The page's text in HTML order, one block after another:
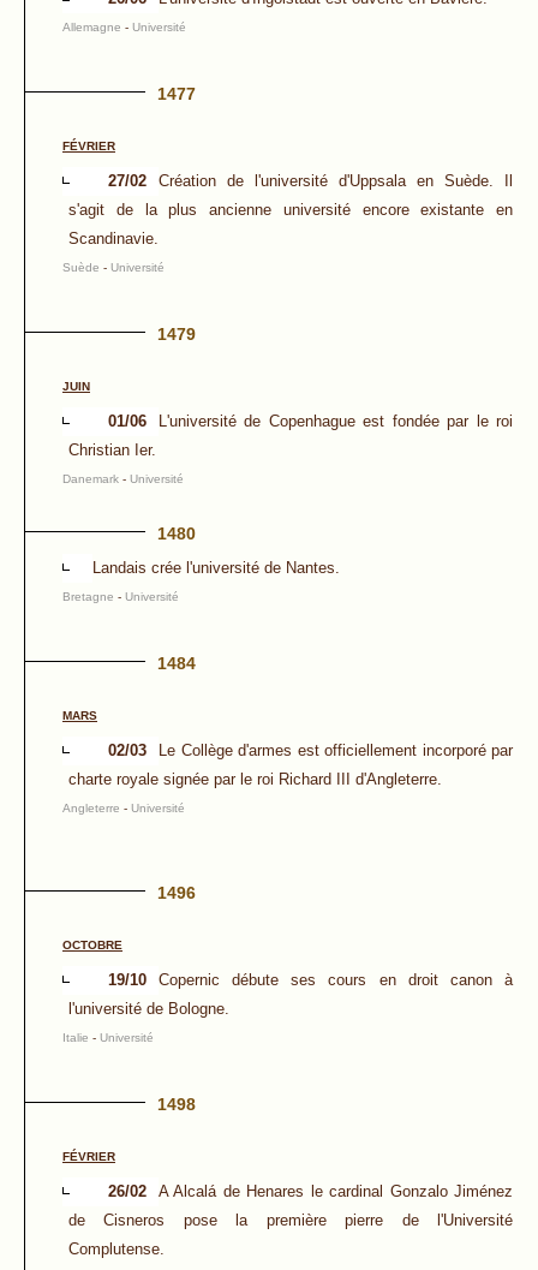
Allemagne - Université
1477
FÉVRIER
27/02
Création de l'université d'Uppsala en Suède. Il
s'agit de la plus ancienne université encore existante en
Scandinavie.
Suède - Université
1479
JUIN
01/06
L'université de Copenhague est fondée par le roi
Christian Ier.
Danemark - Université
1480
Landais crée l'université de Nantes.
Bretagne - Université
1484
MARS
02/03
Le Collège d'armes est officiellement incorporé par
charte royale signée par le roi Richard III d'Angleterre.
Angleterre - Université
1496
OCTOBRE
19/10
Copernic débute ses cours en droit canon à
l'université de Bologne.
Italie - Université
1498
FÉVRIER
26/02
A Alcalá de Henares le cardinal Gonzalo Jiménez
de Cisneros pose la première pierre de l'Université
Complutense.